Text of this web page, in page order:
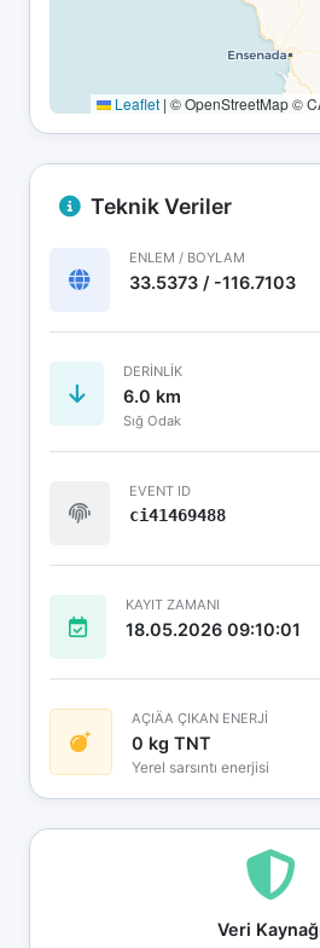
Leaflet | © OpenStreetMap ©
Teknik Veriler
ENLEM / BOYLAM
33.5373 / -116.7103
DERINLIK
6.0 km
Sığ Odak
EVENT ID
ci41469488
KAYIT ZAMANI
18.05.2026 09:10:01
AÇIÄA ÇIKAN ENERJİ
0 kg TNT
Yerel sarsıntı enerjisi
Veri